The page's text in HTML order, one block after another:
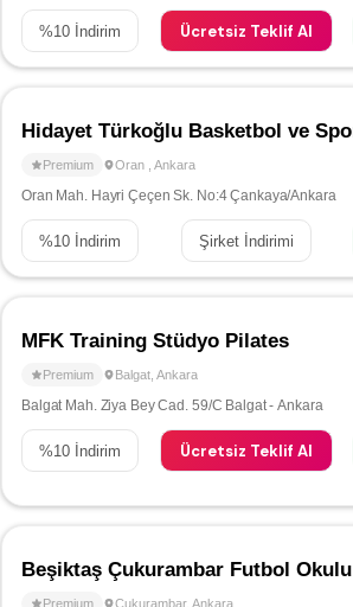
%10 İndirim Ücretsiz Teklif Al
Premium Oran Ankara
Oran Mah. Hayri Çeçen Sk. No:4 Çankaya/Ankara
%10 İndirim Şirket İndirimi
MFK Training Stüdyo Pilates
Premium Balgat Ankara
Balgat Mah. Ziya Bey Cad. 59/C Balgat - Ankara
%10 İndirim Ücretsiz Teklif Al
Beşiktaş Çukurambar Futbol Okulu
Premium Çukurambar, Ankara